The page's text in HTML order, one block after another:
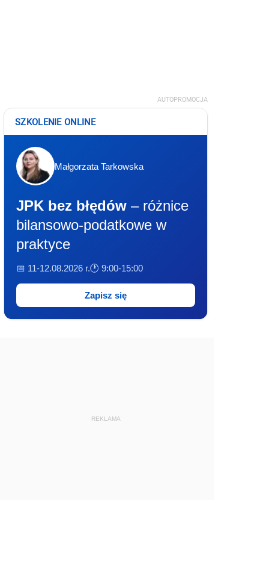
AUTOPROMOCJA
SZKOLENIE ONLINE
Małgorzata Tarkowska
JPK bez błędów – różnice
bilansowo-podatkowe w
praktyce
📅 11-12.08.2026 r.🕐 9:00-15:00
Zapisz się
REKLAMA